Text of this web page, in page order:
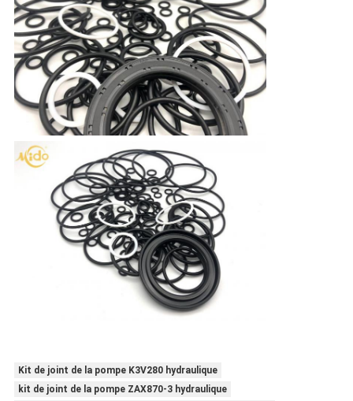
Kit de joint de la pompe K3V280 hydraulique
kit de joint de la pompe ZAX870-3 hydraulique